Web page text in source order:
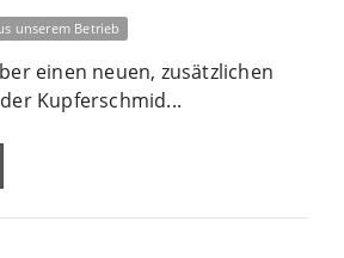
unserem Betrieb
einen neuen, zusätzlichen
Kupferschmid...